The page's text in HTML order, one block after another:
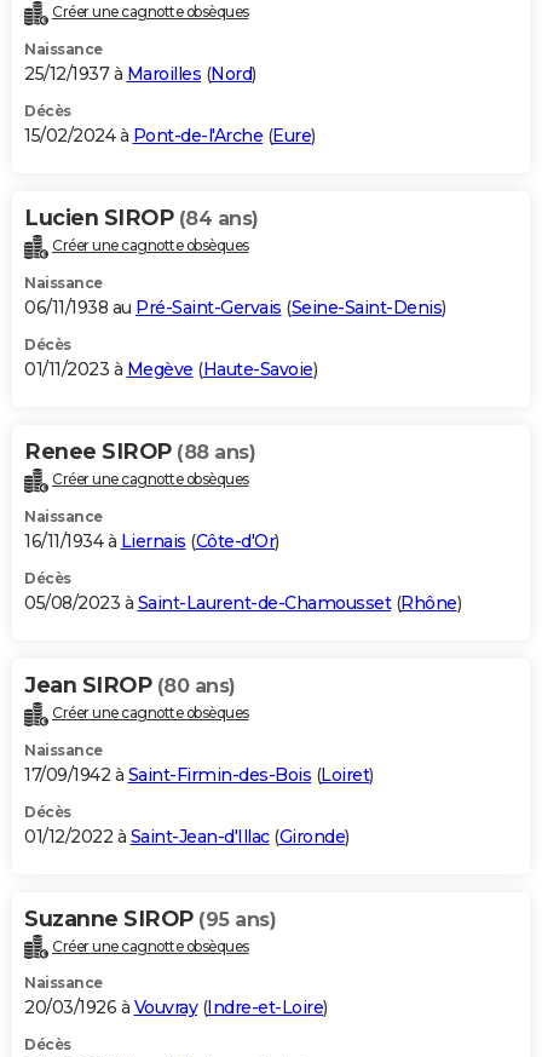
Créer une cagnotte obsèques
Naissance
25/12/1937 à Maroilles (Nord)
Décès
15/02/2024 à Pont-de-l'Arche (Eure)
Lucien SIROP (84 ans)
Créer une cagnotte obsèques
Naissance
06/11/1938 au Pré-Saint-Gervais (Seine-Saint-Denis)
Décès
01/11/2023 à Megève (Haute-Savoie)
Renee SIROP (88 ans)
Créer une cagnotte obsèques
Naissance
16/11/1934 à Liernais (Côte-d'Or)
Décès
05/08/2023 à Saint-Laurent-de-Chamousset(Rhône)
Jean SIROP (80 ans)
Créer une cagnotte obsèques
Naissance
17/09/1942 à Saint-Firmin-des-Bois (Loiret)
Décès
01/12/2022 à Saint-Jean-d'Illac(Gironde)
Suzanne SIROP (95 ans)
Créer une cagnotte obsèques
Naissance
20/03/1926 à Vouvray(Indre-et-Loire)
Décès